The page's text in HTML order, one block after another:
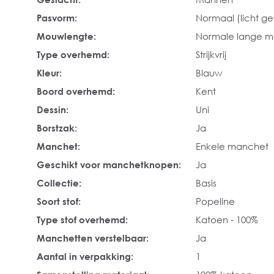
Pasvorm:
Normaal (licht
Mouwlengte:
Normale lange
Type overhemd:
Strijkvrij
Kleur:
Blauw
Boord overhemd:
Kent
Dessin:
Uni
Borstzak:
Ja
Manchet:
Enkele manchet
Geschikt voor manchetknopen:
Ja
Collectie:
Basis
Soort stof:
Popeline
Type stof overhemd:
Katoen - 100%
Manchetten verstelbaar:
Ja
Aantal in verpakking:
1